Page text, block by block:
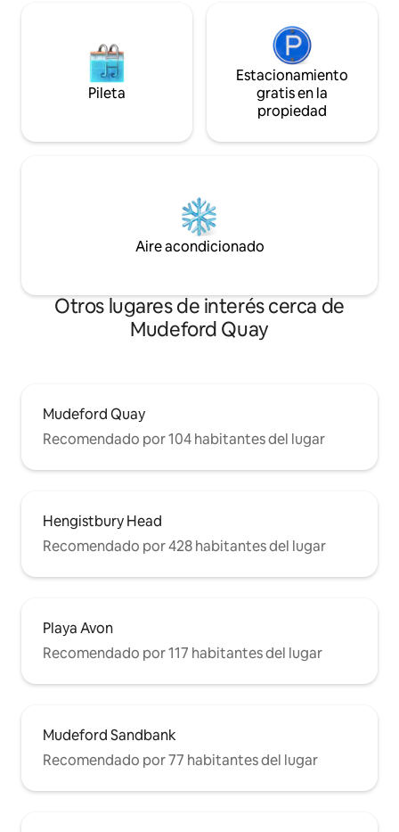
Pileta
Estacionamiento
gratis en la
propiedad
Aire acondicionado
Otros lugares de interés cerca de
Mudeford Quay
Mudeford Quay
Recomendado por 104 habitantes del lugar
Hengistbury Head
Recomendado por 428 habitantes del lugar
Playa Avon
Recomendado por 117 habitantes del lugar
Mudeford Sandbank
Recomendado por 77 habitantes del lugar